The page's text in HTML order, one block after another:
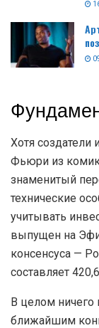
Хотя
Фьюри из
знаменитый
технические
учитывать
выпущен на
консенсуса —
составляет
В целом
ближайшим